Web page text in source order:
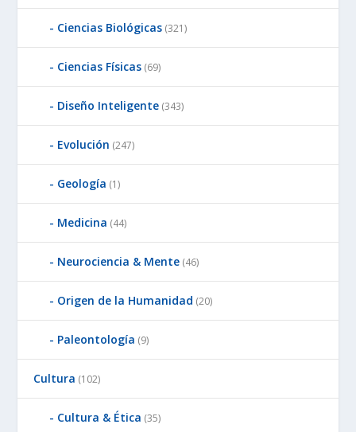
Ciencias Biológicas (321)
Ciencias Físicas (69)
Diseño Inteligente (343)
Evolución (247)
Geología (1)
Medicina (44)
Neurociencia & Mente (46)
Origen de la Humanidad (20)
Paleontología (9)
Cultura (102)
Cultura & Ética (35)